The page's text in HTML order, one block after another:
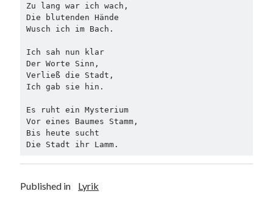
Zu lang war ich wach,
Die blutenden Hände
Wusch ich im Bach.
Ich sah nun klar
Der Worte Sinn,
Verließ die Stadt,
Ich gab sie hin.
Es ruht ein Mysterium
Vor eines Baumes Stamm,
Bis heute sucht
Die Stadt ihr Lamm.
Published in Lyrik